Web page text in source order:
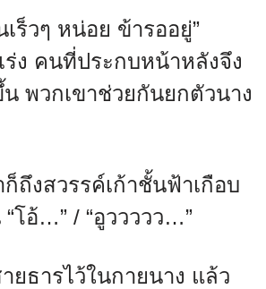
เร็วๆ หน่อย ข้ารออยู่”
ง คนที่ประกบหน้าหลังจึง
น พวกเขาช่วยกันยกตัวนาง
ถึงสวรรค์เก้าชั้นฟ้าเกือบ
โอ้…” / “อูววววว…”
ยธารไว้ในกายนาง แล้ว